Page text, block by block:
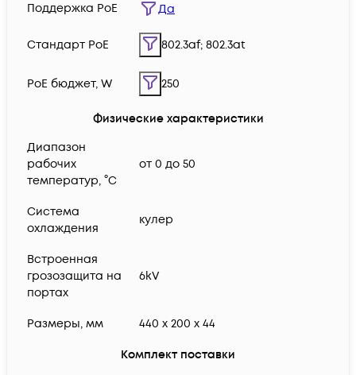
Поддержка PoE
Да
Cтандарт PoE 802.3af; 802.3at
PoE бюджет, W 250
Физические характеристики
Диапазон
рабочих
температур, °C
от 0 до 50
Система
охлаждения
кулер
Встроенная
грозозащита на
портах
6kV
Размеры, мм 440 x 200 x 44
Комплект поставки